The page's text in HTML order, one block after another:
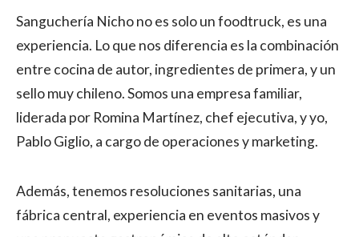
Sanguchería Nicho no es solo un foodtruck, es una
experiencia. Lo que nos diferencia es la combinación
entre cocina de autor, ingredientes de primera, y un
sello muy chileno. Somos una empresa familiar,
liderada por Romina Martínez, chef ejecutiva, y yo,
Pablo Giglio, a cargo de operaciones y marketing.
Además, tenemos resoluciones sanitarias, una
fábrica central, experiencia en eventos masivos y